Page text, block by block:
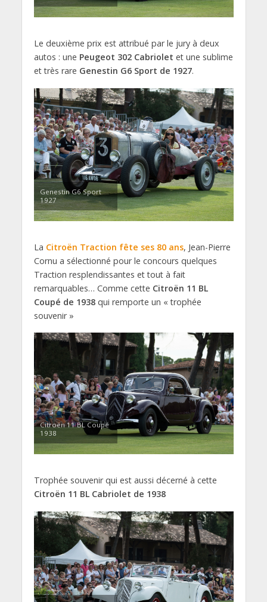
Le deuxième prix est attribué par le jury à deux
autos : une Peugeot 302 Cabriolet et une sublime
et très rare Genestin G6 Sport de 1927.
Genestin G6 Sport
1927
La Citroën Traction fête ses 80 ans, Jean-Pierre
Cornu a sélectionné pour le concours quelques
Traction resplendissantes et tout à fait
remarquables… Comme cette Citroën 11 BL
Coupé de 1938qui remporte un « trophée
souvenir »
Citroën 11 BL Coupé
1938
Trophée souvenir qui est aussi décerné à cette
Citroën 11 BL Cabriolet de 1938